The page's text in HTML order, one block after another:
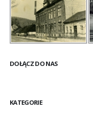
DOŁĄCZ DO NAS
KATEGORIE